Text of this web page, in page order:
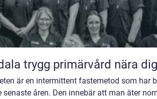
Vårdcentral svedala trygg primärvård nära dig
är en intermittent fastemetod som har
åren. Den innebär att man äter